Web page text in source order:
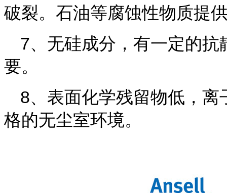
破裂。 石油等腐蚀性物质提
7、无硅成分，有一定的
要。
8、表面化学残留物低，
格的无尘室环境。